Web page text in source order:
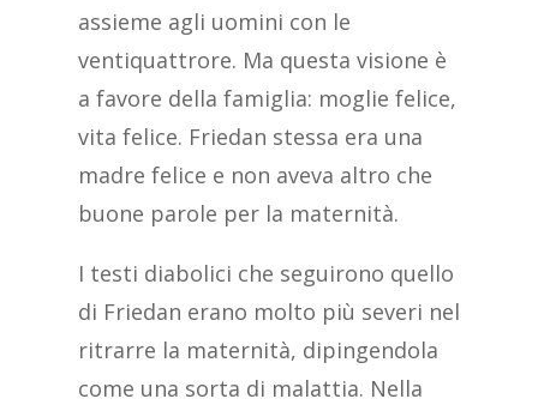
assieme agli uomini con le
ventiquattrore. Ma questa visione è
a favore della famiglia: moglie felice,
vita felice. Friedan stessa era una
madre felice e non aveva altro che
buone parole per la maternità.
I testi diabolici che seguirono quello
di Friedan erano molto più severi nel
ritrarre la maternità, dipingendola
come una sorta di malattia. Nella